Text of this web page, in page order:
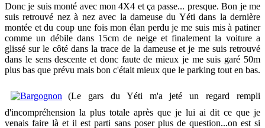
Donc je suis monté avec mon 4X4 et ça passe... presque. Bon je me
suis retrouvé nez à nez avec la dameuse du Yéti dans la dernière
montée et du coup une fois mon élan perdu je me suis mis à patiner
comme un débile dans 15cm de neige et finalement la voiture a
glissé sur le côté dans la trace de la dameuse et je me suis retrouvé
dans le sens descente et donc faute de mieux je me suis garé 50m
plus bas que prévu mais bon c'était mieux que le parking tout en bas.
(Le gars du Yéti m'a jeté un regard rempli
d'incompréhension la plus totale après que je lui ai dit ce que je
venais faire là et il est parti sans poser plus de question...on est si